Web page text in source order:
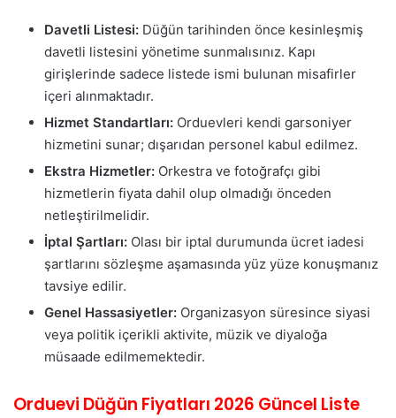
Davetli Listesi: Düğün tarihinden önce kesinleşmiş
davetli listesini yönetime sunmalısınız. Kapı
girişlerinde sadece listede ismi bulunan misafirler
içeri alınmaktadır.
Hizmet Standartları: Orduevleri kendi garsoniyer
hizmetini sunar; dışarıdan personel kabul edilmez.
Ekstra Hizmetler: Orkestra ve fotoğrafçı gibi
hizmetlerin fiyata dahil olup olmadığı önceden
netleştirilmelidir.
İptal Şartları: Olası bir iptal durumunda ücret iadesi
şartlarını sözleşme aşamasında yüz yüze konuşmanız
tavsiye edilir.
Genel Hassasiyetler: Organizasyon süresince siyasi
veya politik içerikli aktivite, müzik ve diyaloğa
müsaade edilmemektedir.
Orduevi Düğün Fiyatları 2026 Güncel Liste